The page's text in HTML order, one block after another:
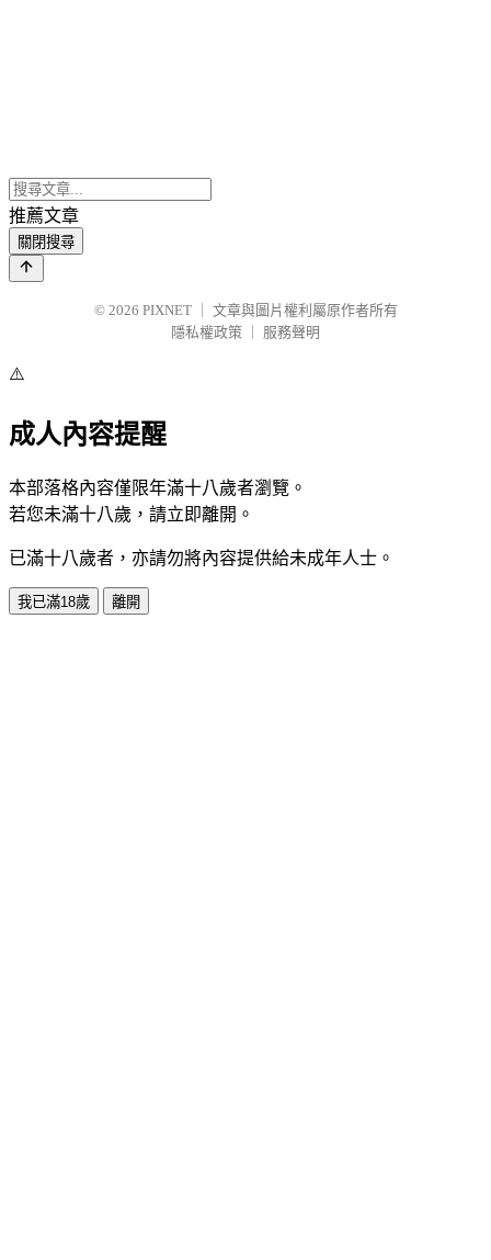
推薦文章
關閉搜尋
© 2026 PIXNET
文章與圖片權利屬原作者所有
隱私權政策
服務聲明
⚠️
成人內容提醒
本部落格內容僅限年滿十八歲者瀏覽。
若您未滿十八歲，請立即離開。
已滿十八歲者，亦請勿將內容提供給未成年人士。
我已滿18歲 離開